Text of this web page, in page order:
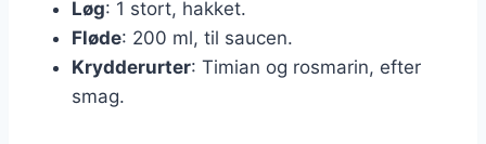
Løg: 1 stort, hakket.
Fløde: 200 ml, til saucen.
Krydderurter: Timian og rosmarin, efter
smag.